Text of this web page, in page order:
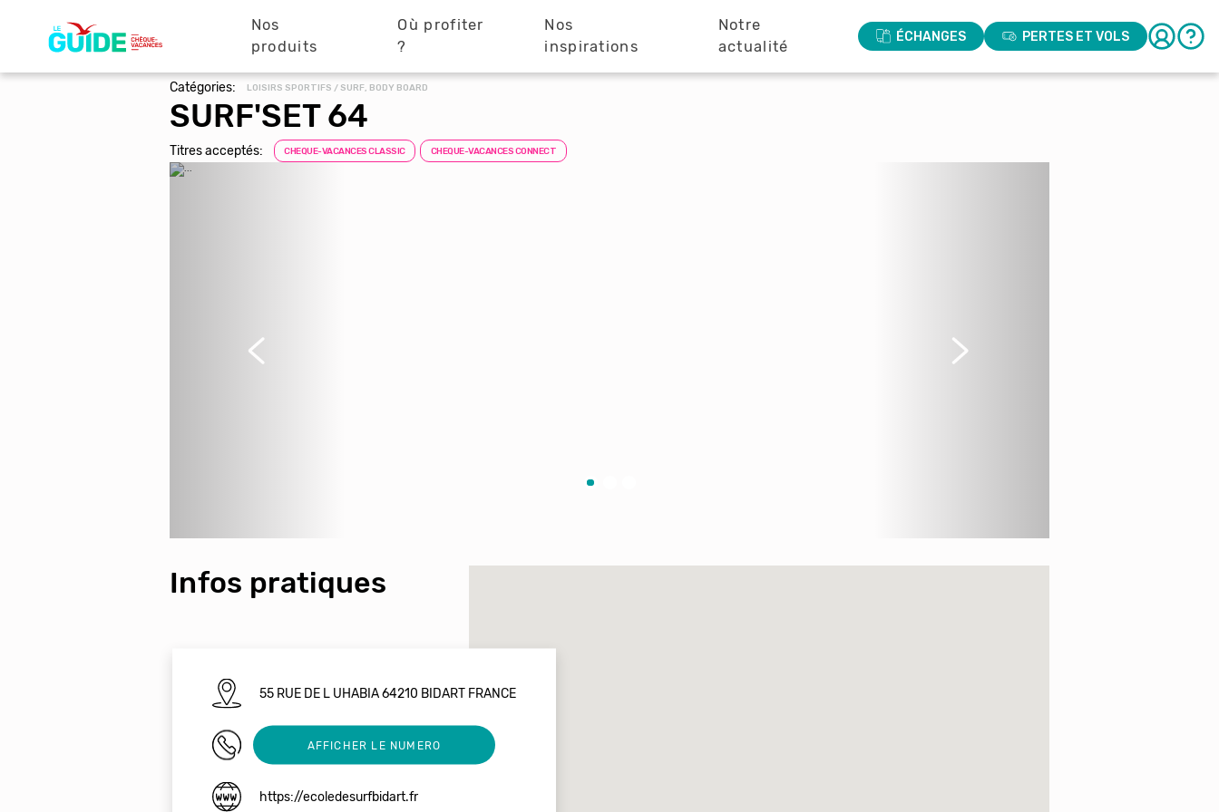
principale
Nos
produits
Où profiter
?
Nos
inspirations
Notre
actualité
ÉCHANGES PERTES ET VOLS
Catégories: LOISIRS SPORTIFS / SURF, BODY BOARD
SURF'SET 64
Titres acceptés: CHEQUE-VACANCES CLASSIC CHEQUE-VACANCES CONNECT
Précédent Suivant
Infos pratiques
55 RUE DE L UHABIA 64210 BIDART FRANCE
0644844876AFFICHER LE NUMERO
https://ecoledesurfbidart.fr